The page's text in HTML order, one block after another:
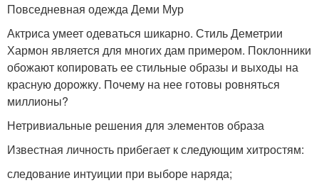
Повседневная одежда Деми Мур
Актриса умеет одеваться шикарно. Стиль Деметрии
Хармон является для многих дам примером. Поклонники
обожают копировать ее стильные образы и выходы на
красную дорожку. Почему на нее готовы ровняться
миллионы?
Нетривиальные решения для элементов образа
Известная личность прибегает к следующим хитростям:
следование интуиции при выборе наряда;